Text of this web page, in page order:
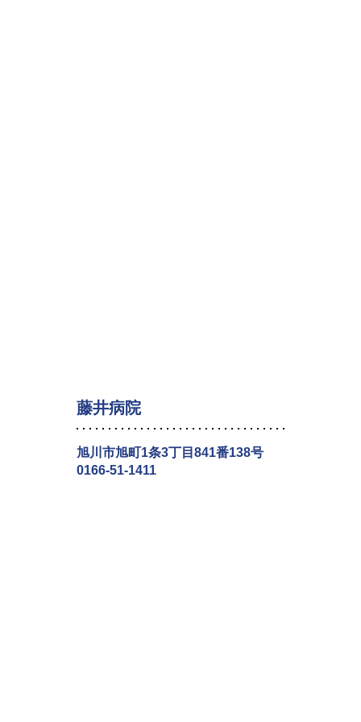
藤井病院
旭川市旭町1条3丁目841番138号
0166-51-1411